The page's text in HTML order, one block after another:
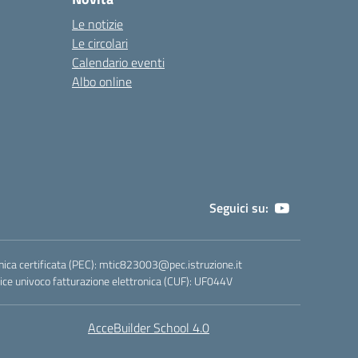
Le notizie
Le circolari
Calendario eventi
Albo online
Seguici su:
certificata (PEC): mtic823003@pec.istruzione.it
univoco fatturazione elettronica (CUF): UF044V
AcceBuilder School 4.0